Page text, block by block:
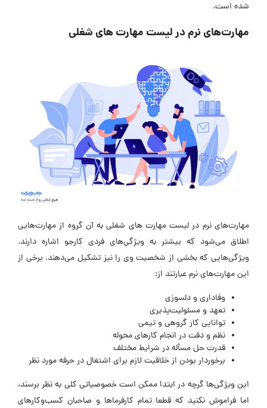
شده است.
مهارت‌های نرم در لیست مهارت‌ های شغلی
مهارت‌های نرم در لیست مهارت‌ های شغلی به آن گروه از مهارت‌هایی
اطلاق می‌شود که بیشتر به ویژگی‌های فردی کارجو اشاره دارند.
ویژگی‌هایی که بخشی از شخصیت وی را نیز تشکیل می‌دهند. برخی از
این مهارت‌های نرم عبارتند از:
وفاداری و دلسوزی
تعهد و مسئولیت‌پذیری
توانایی کار گروهی و تیمی
نظم و دقت در انجام کارهای محوله
قدرت حل مسأله در شرایط مختلف
برخوردار بودن از خلاقیت لازم برای اشتغال در حرفه مورد نظر
این ویژگی‌ها گرچه در ابتدا ممکن است خصوصیاتی کلی به نظر برسند،
اما فراموش نکنید که قطعا تمام کارفرماها و صاحبان کسب‌وکارهای